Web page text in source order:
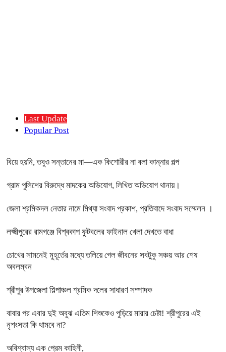
Last Update
Popular Post
বিয়ে হয়নি, তবুও সন্তানের মা—এক কিশোরীর না বলা কান্নার গল্প
গ্রাম পুলিশের বিরুদ্ধে মাদকের অভিযোগ, লিখিত অভিযোগ থানায়।
জেলা শ্রমিকদল নেতার নামে মিথ্যা সংবাদ প্রকাশ, প্রতিবাদে সংবাদ সম্মেলন ।
লক্ষ্মীপুরের রামগঞ্জে বিশ্বকাপ ফুটবলের ফাইনাল খেলা দেখতে বাধা
চোখের সামনেই মুহূর্তের মধ্যে তলিয়ে গেল জীবনের সবটুকু সঞ্চয় আর শেষ
অবলম্বন
শ্রীপুর উপজেলা শিল্পাঞ্চল শ্রমিক দলের সাধারণ সম্পাদক
বাবার পর এবার দুই অবুঝ এতিম শিশুকেও পুড়িয়ে মারার চেষ্টা! শ্রীপুরের এই
নৃশংসতা কি থামবে না?
অবিশ্বাস্য এক প্রেম কাহিনী,